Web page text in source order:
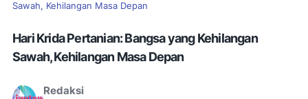
Sawah, Kehilangan Masa Depan
Hari Krida Pertanian: Bangsa yang Kehilangan
Sawah, Kehilangan Masa Depan
Redaksi